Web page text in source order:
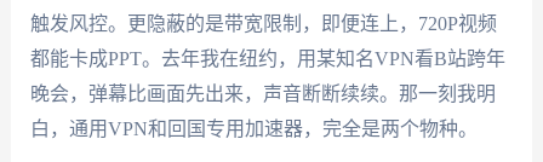
触发风控。更隐蔽的是带宽限制，即便连上，720P视频
都能卡成PPT。去年我在纽约，用某知名VPN看B站跨年
晚会，弹幕比画面先出来，声音断断续续。那一刻我明
白，通用VPN和回国专用加速器，完全是两个物种。